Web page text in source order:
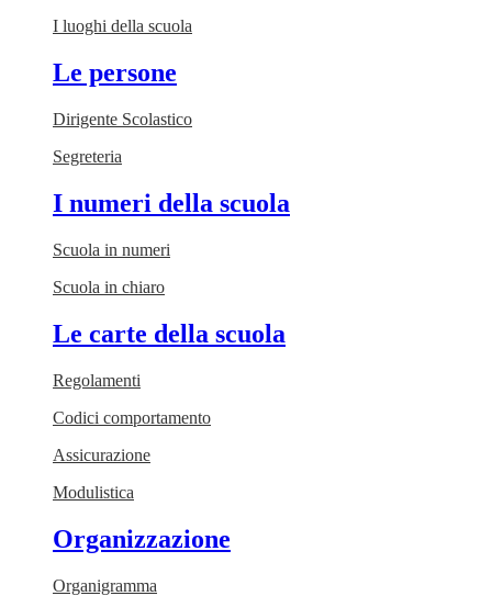
I luoghi della scuola
Le persone
Dirigente Scolastico
Segreteria
I numeri della scuola
Scuola in numeri
Scuola in chiaro
Le carte della scuola
Regolamenti
Codici comportamento
Assicurazione
Modulistica
Organizzazione
Organigramma